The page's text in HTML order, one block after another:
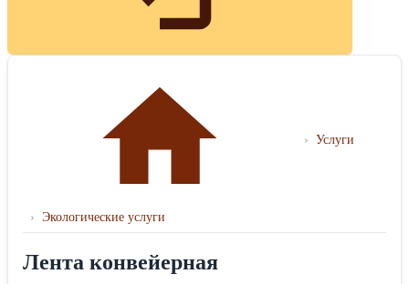
› Услуги
› Экологические услуги
Лента конвейерная